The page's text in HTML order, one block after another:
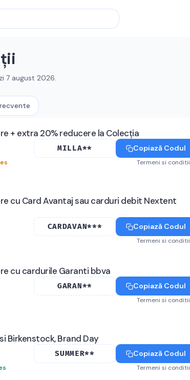
7 august 2026.
+ extra 20% reducere la Colecția
MILLA** Copiază Codul
Termeni si conditii
cu Card Avantaj sau carduri debit Nextent
CARDAVAN*** Copiază Codul
Termeni si conditii
cu cardurile Garanti bbva
GARAN** Copiază Codul
Termeni si conditii
Birkenstock, Brand Day
SUMMER** Copiază Codul
Termeni si conditii